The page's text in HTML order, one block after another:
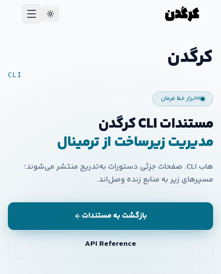
کرگدن
CLI
۰۱ابزار خط فرمان
مستندات CLI کرگدن
مدیریت زیرساخت از ترمینال
هاب CLI. صفحات جزئی دستورات به‌تدریج منتشر می‌شوند؛
مسیرهای زیر به منابع زنده وصل‌اند.
بازگشت به مستندات
API Reference